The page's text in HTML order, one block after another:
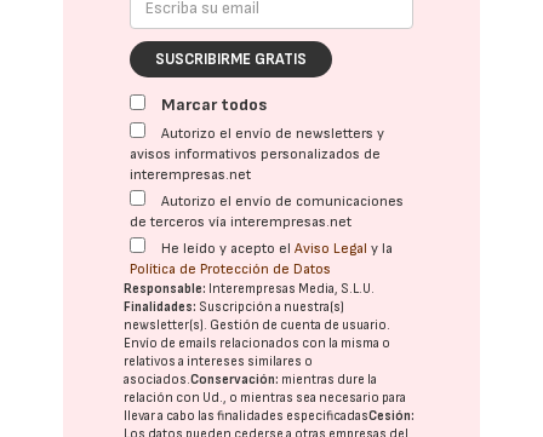
SUSCRIBIRME GRATIS
Marcar todos
Autorizo el envío de newsletters y
avisos informativos personalizados de
interempresas.net
Autorizo el envío de comunicaciones
de terceros vía interempresas.net
He leído y acepto elAviso Legal y la
Política de Protección de Datos
Responsable: Interempresas Media, S.L.U.
Finalidades: Suscripción a nuestra(s)
newsletter(s). Gestión de cuenta de usuario.
Envío de emails relacionados con la misma o
relativos a intereses similares o
asociados.Conservación: mientras dure la
relación con Ud., o mientras sea necesario para
llevar a cabo las finalidades especificadasCesión:
Los datos pueden cederse a otras empresas del